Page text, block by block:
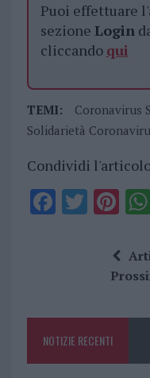
Puoi effettuare
sezione Login
cliccando qui
TEMI:
Coronavirus
Solidarietà
Condividi
F
o
k
T Pi
te
re
NOTIZIE RECENTI